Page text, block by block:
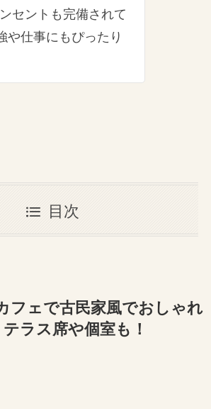
セントも完備されて
や仕事にもぴったり
目次
フェで古民家風でおしゃれ
ラス席や個室も！